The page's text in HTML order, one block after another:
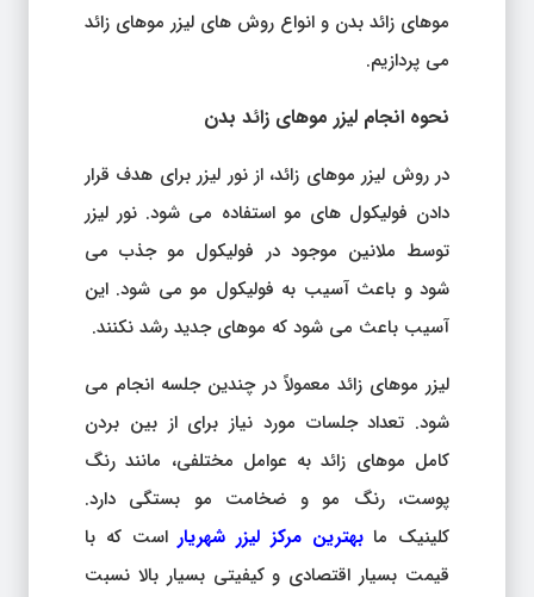
موهای زائد بدن و انواع روش های لیزر موهای زائد
می پردازیم.
نحوه انجام لیزر موهای زائد بدن
در روش لیزر موهای زائد، از نور لیزر برای هدف قرار
دادن فولیکول های مو استفاده می شود. نور لیزر
توسط ملانین موجود در فولیکول مو جذب می
شود و باعث آسیب به فولیکول مو می شود. این
آسیب باعث می شود که موهای جدید رشد نکنند.
لیزر موهای زائد معمولاً در چندین جلسه انجام می
شود. تعداد جلسات مورد نیاز برای از بین بردن
کامل موهای زائد به عوامل مختلفی، مانند رنگ
پوست، رنگ مو و ضخامت مو بستگی دارد.
کلینیک مابهترین مرکز لیزر شهریاراست که با
قیمت بسیار اقتصادی و کیفیتی بسیار بالا نسبت